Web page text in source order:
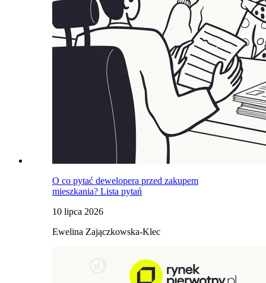
O co pytać dewelopera przed zakupem
mieszkania? Lista pytań
10 lipca 2026
Ewelina Zajączkowska-Klec